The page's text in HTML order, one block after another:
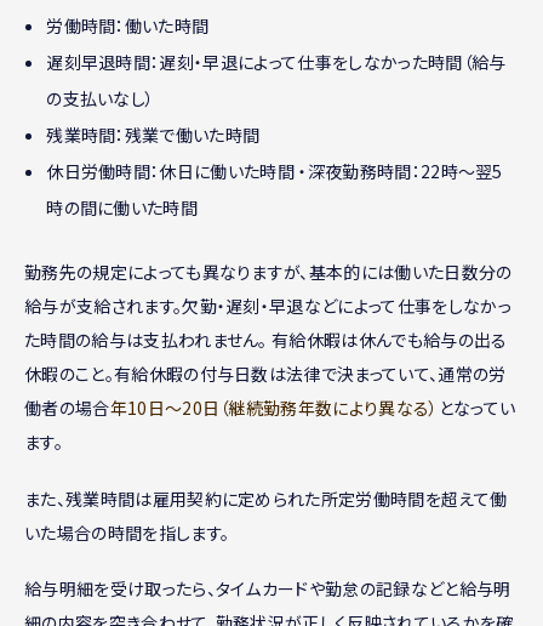
労働時間：働いた時間
遅刻早退時間：遅刻・早退によって仕事をしなかった時間（給与
の支払いなし）
残業時間：残業で働いた時間
休日労働時間：休日に働いた時間 ・深夜勤務時間：22時〜翌5
時の間に働いた時間
勤務先の規定によっても異なりますが、基本的には働いた日数分の
給与が支給されます。欠勤・遅刻・早退などによって仕事をしなかっ
た時間の給与は支払われません。 有給休暇は休んでも給与の出る
休暇のこと。有給休暇の付与日数は法律で決まっていて、通常の労
働者の場合年10日〜20日（継続勤務年数により異なる） となってい
ます。
また、残業時間は雇用契約に定められた所定労働時間を超えて働
いた場合の時間を指します。
給与明細を受け取ったら、タイムカードや勤怠の記録などと給与明